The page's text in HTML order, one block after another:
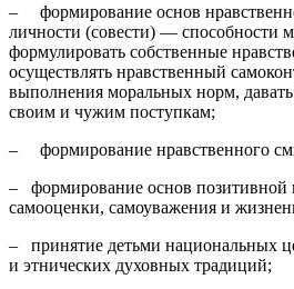
– формирование основ
личности (совести) — способности
формулировать собственные
осуществлять нравственный
выполнения моральных норм,
своим и чужим поступкам;
– формирование нравственного
– формирование основ позитивной
самооценки, самоуважения и
– принятие детьми национальных
и этнических духовных традиций;